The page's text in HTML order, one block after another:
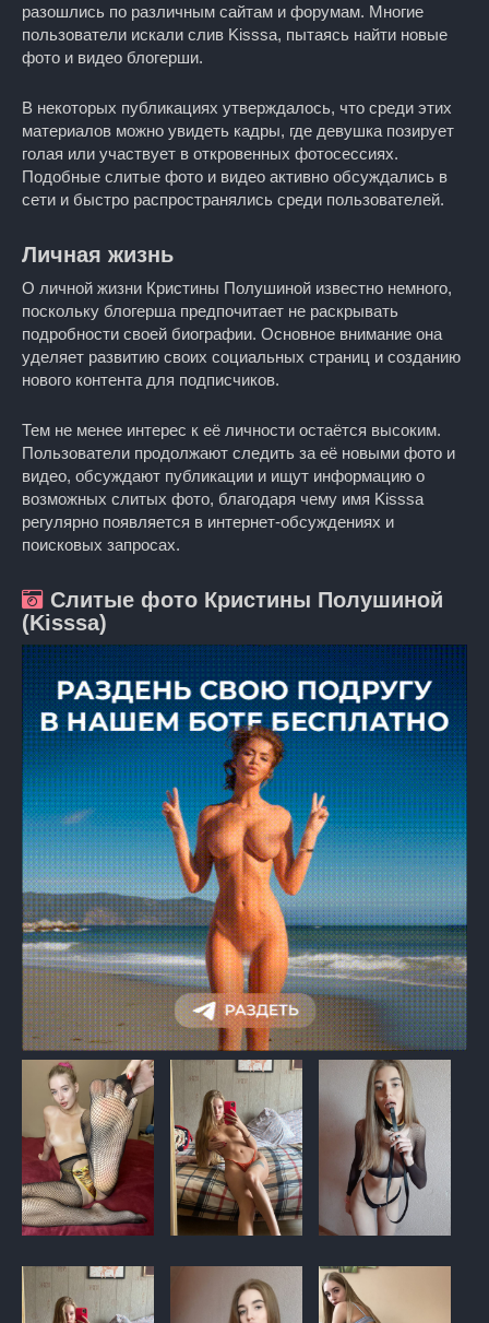
разошлись по различным сайтам и форумам. Многие
пользователи искали слив Kisssa, пытаясь найти новые
фото и видео блогерши.
В некоторых публикациях утверждалось, что среди этих
материалов можно увидеть кадры, где девушка позирует
голая или участвует в откровенных фотосессиях.
Подобные слитые фото и видео активно обсуждались в
сети и быстро распространялись среди пользователей.
Личная жизнь
О личной жизни Кристины Полушиной известно немного,
поскольку блогерша предпочитает не раскрывать
подробности своей биографии. Основное внимание она
уделяет развитию своих социальных страниц и созданию
нового контента для подписчиков.
Тем не менее интерес к её личности остаётся высоким.
Пользователи продолжают следить за её новыми фото и
видео, обсуждают публикации и ищут информацию о
возможных слитых фото, благодаря чему имя Kisssa
регулярно появляется в интернет-обсуждениях и
поисковых запросах.
Слитые фото Кристины Полушиной
(Kisssa)